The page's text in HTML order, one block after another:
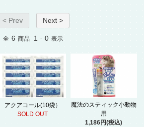
< Prev Next >
全 6 商品 1 - 0 表示
アクアコール(10袋）
SOLD OUT
魔法のスティック小動物
用
1,186円(税込)